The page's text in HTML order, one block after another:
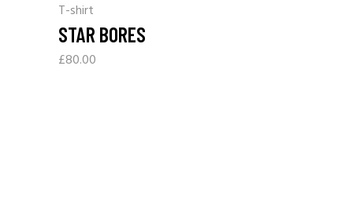
T-shirt
STAR BORES
£80.00